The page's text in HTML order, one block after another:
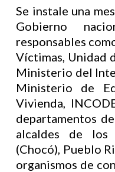
Se instale una
Gobierno
responsables
Víctimas, Unidad
Ministerio del
Ministerio de
Vivienda,
departamentos
alcaldes de los
(Chocó), Pueblo
organismos de